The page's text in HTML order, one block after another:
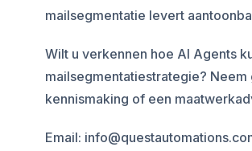
mailsegmentatie levert
Wilt u verkennen hoe AI Agents
mailsegmentatiestrategie?
kennismaking of een
Email: